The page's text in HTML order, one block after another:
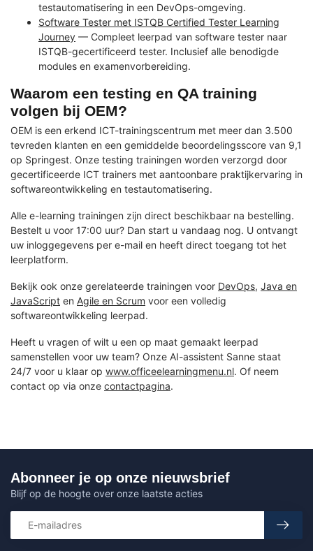
testautomatisering in een DevOps-omgeving.
Software Tester met ISTQB Certified Tester Learning
Journey — Compleet leerpad van software tester naar
ISTQB-gecertificeerd tester. Inclusief alle benodigde
modules en examenvorbereiding.
Waarom een testing en QA training
volgen bij OEM?
OEM is een erkend ICT-trainingscentrum met meer dan 3.500
tevreden klanten en een gemiddelde beoordelingsscore van 9,1
op Springest. Onze testing trainingen worden verzorgd door
gecertificeerde ICT trainers met aantoonbare praktijkervaring in
softwareontwikkeling en testautomatisering.
Alle e-learning trainingen zijn direct beschikbaar na bestelling.
Bestelt u voor 17:00 uur? Dan start u vandaag nog. U ontvangt
uw inloggegevens per e-mail en heeft direct toegang tot het
leerplatform.
Bekijk ook onze gerelateerde trainingen voor DevOps, Java en
JavaScript en Agile en Scrum voor een volledig
softwareontwikkeling leerpad.
Heeft u vragen of wilt u een op maat gemaakt leerpad
samenstellen voor uw team? Onze AI-assistent Sanne staat
24/7 voor u klaar op www.officeelearningmenu.nl. Of neem
contact op via onze contactpagina.
Abonneer je op onze nieuwsbrief
Blijf op de hoogte over onze laatste acties